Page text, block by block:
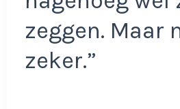
zeggen. Maar
zeker.”